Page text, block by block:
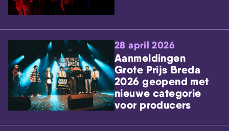
28 april 2026
Aanmeldingen
Grote Prijs Breda
2026 geopend met
nieuwe categorie
voor producers